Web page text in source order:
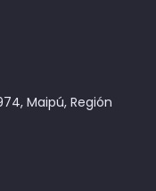
Maipú, Región